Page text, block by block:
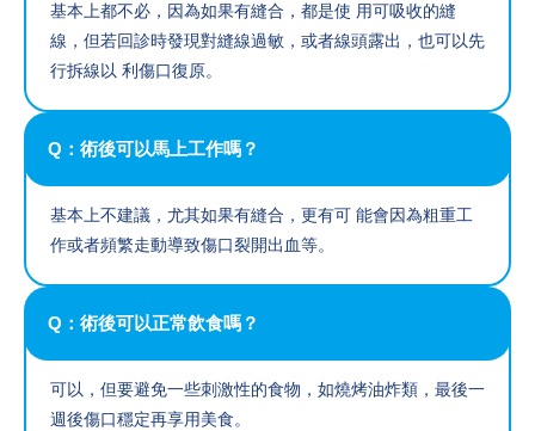
基本上都不必，因為如果有縫合，都是使 用可吸收的縫
線，但若回診時發現對縫線過敏，或者線頭露出，也可以先
行拆線以 利傷口復原。
Q：術後可以馬上工作嗎？
基本上不建議，尤其如果有縫合，更有可 能會因為粗重工
作或者頻繁走動導致傷口裂開出血等。
Q：術後可以正常飲食嗎？
可以，但要避免一些刺激性的食物，如燒烤油炸類，最後一
週後傷口穩定再享用美食。